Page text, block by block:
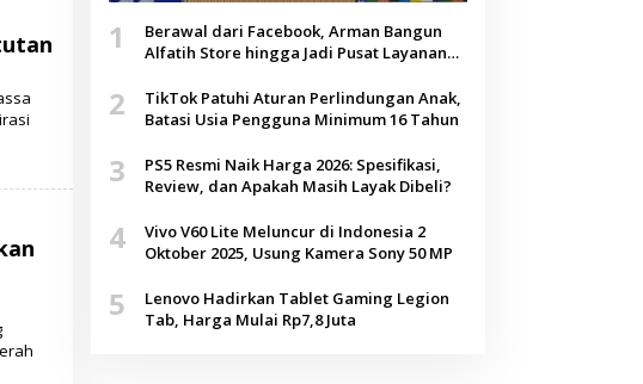
1
Berawal dari Facebook, Arman Bangun
Alfatih Store hingga Jadi Pusat Layanan
2
TikTok Patuhi Aturan Perlindungan Anak,
Batasi Usia Pengguna Minimum 16 Tahun
3
PS5 Resmi Naik Harga 2026: Spesifikasi,
Review, dan Apakah Masih Layak Dibeli?
4
Vivo V60 Lite Meluncur di Indonesia 2
Oktober 2025, Usung Kamera Sony 50 MP
5
Lenovo Hadirkan Tablet Gaming Legion
Tab, Harga Mulai Rp7,8 Juta